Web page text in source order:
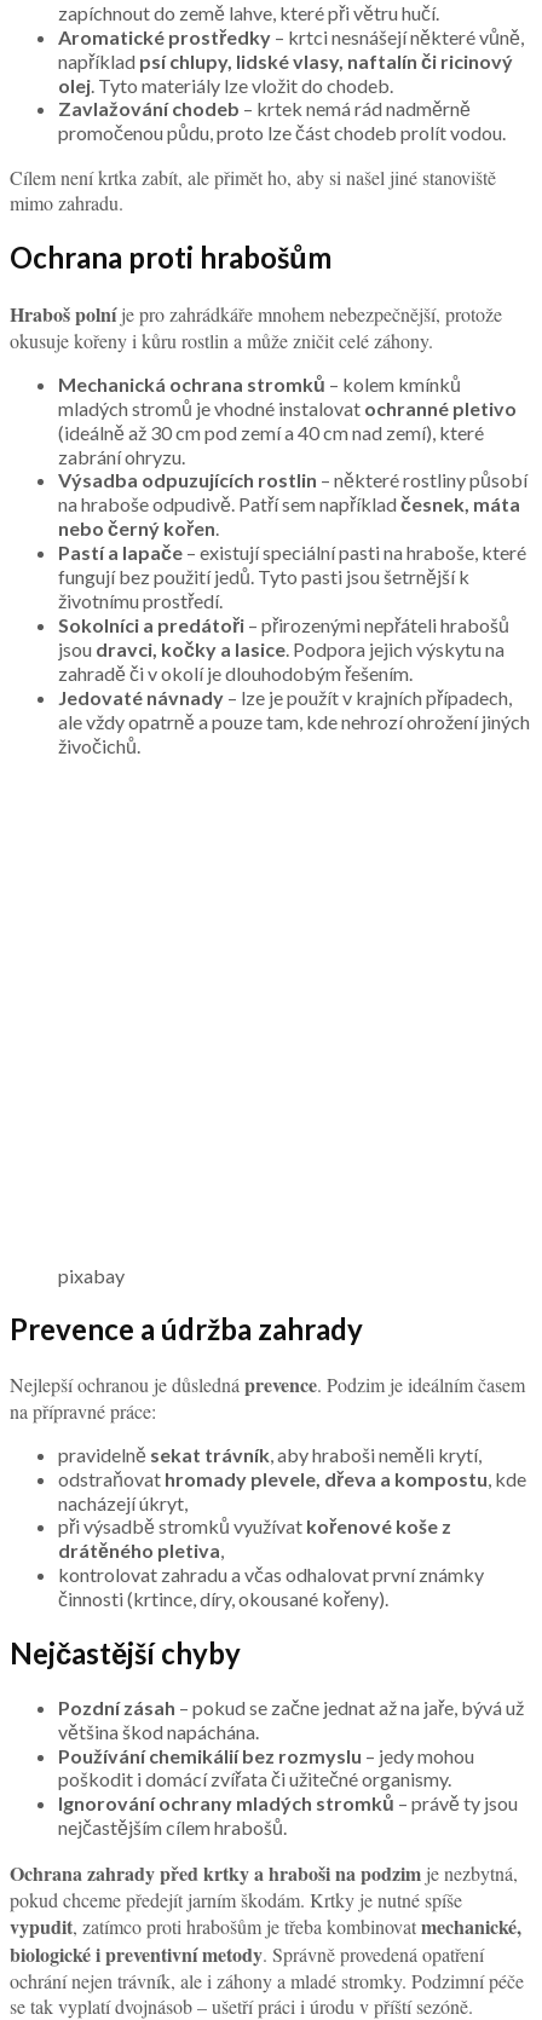
zapíchnout do země lahve, které při větru hučí.
Aromatické prostředky – krtci nesnášejí některé vůně,
například psí chlupy, lidské vlasy, naftalín či ricinový
olej. Tyto materiály lze vložit do chodeb.
Zavlažování chodeb – krtek nemá rád nadměrně
promočenou půdu, proto lze část chodeb prolít vodou.
Cílem není krtka zabít, ale přimět ho, aby si našel jiné stanoviště
mimo zahradu.
Ochrana proti hrabošům
Hraboš polníje pro zahrádkáře mnohem nebezpečnější, protože
okusuje kořeny i kůru rostlin a může zničit celé záhony.
Mechanická ochrana stromků – kolem kmínků
mladých stromů je vhodné instalovat ochranné pletivo
(ideálně až 30 cm pod zemí a 40 cm nad zemí), které
zabrání ohryzu.
Výsadba odpuzujících rostlin – některé rostliny působí
na hraboše odpudivě. Patří sem například česnek, máta
nebo černý kořen.
Pastí a lapače – existují speciální pasti na hraboše, které
fungují bez použití jedů. Tyto pasti jsou šetrnější k
životnímu prostředí.
Sokolníci a predátoři – přirozenými nepřáteli hrabošů
jsou dravci, kočky a lasice. Podpora jejich výskytu na
zahradě či v okolí je dlouhodobým řešením.
Jedovaté návnady – lze je použít v krajních případech,
ale vždy opatrně a pouze tam, kde nehrozí ohrožení jiných
živočichů.
pixabay
Prevence a údržba zahrady
Nejlepší ochranou je důsledná prevence. Podzim je ideálním časem
na přípravné práce:
pravidelně sekat trávník, aby hraboši neměli krytí,
odstraňovat hromady plevele, dřeva a kompostu, kde
nacházejí úkryt,
při výsadbě stromků využívat kořenové koše z
drátěného pletiva,
kontrolovat zahradu a včas odhalovat první známky
činnosti (krtince, díry, okousané kořeny).
Nejčastější chyby
Pozdní zásah – pokud se začne jednat až na jaře, bývá už
většina škod napáchána.
Používání chemikálií bez rozmyslu – jedy mohou
poškodit i domácí zvířata či užitečné organismy.
Ignorování ochrany mladých stromků – právě ty jsou
nejčastějším cílem hrabošů.
Ochrana zahrady před krtky a hraboši na podzim je nezbytná,
pokud chceme předejít jarním škodám. Krtky je nutné spíše
vypudit, zatímco proti hrabošům je třeba kombinovatmechanické,
biologické i preventivní metody. Správně provedená opatření
ochrání nejen trávník, ale i záhony a mladé stromky. Podzimní péče
se tak vyplatí dvojnásob – ušetří práci i úrodu v příští sezóně.